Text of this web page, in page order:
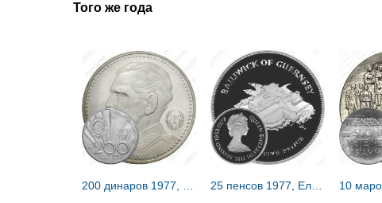
Того же года